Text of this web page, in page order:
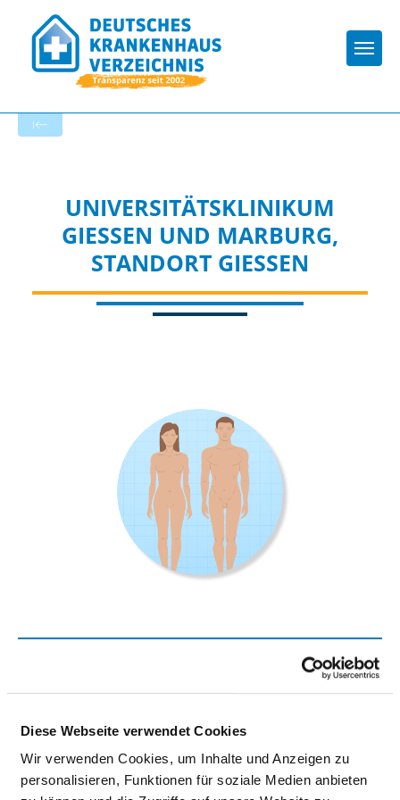
Diese Webseite verwendet Cookies
Wir verwenden Cookies, um Inhalte und Anzeigen zu
personalisieren, Funktionen für soziale Medien anbieten
UNIVERSITÄTSKLINIKUM
GIESSEN UND MARBURG, S
TANDORT GIESSEN
Schubertstr. 81
35392 Gießen
Tel.:
0641-99-41200